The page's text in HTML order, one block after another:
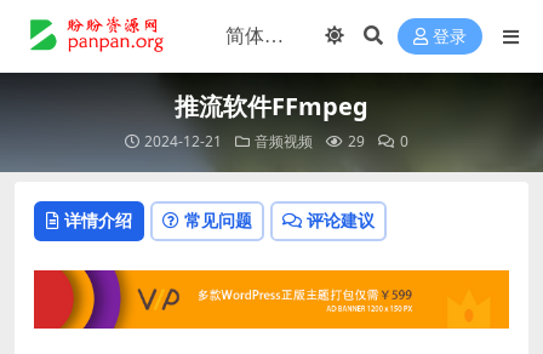
登录
推流软件FFmpeg
2024-12-21 音频视频 29 0
详情介绍 常见问题 评论建议